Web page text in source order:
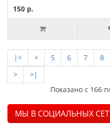
150 р.
|< < 5 6 7 8
>
>|
Показано с 166
МЫ В СОЦИАЛЬНЫХ